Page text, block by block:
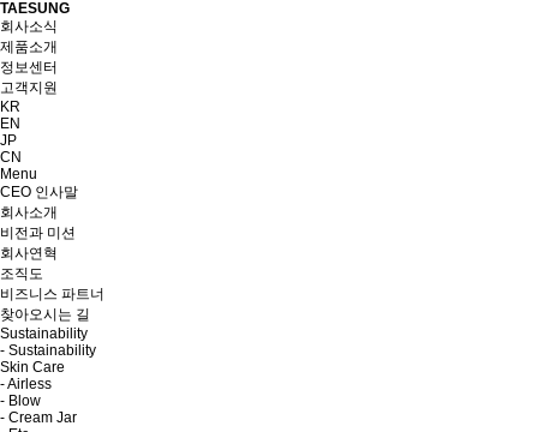
TAESUNG
회사소식
제품소개
정보센터
고객지원
KR
EN
JP
CN
Menu
CEO 인사말
회사소개
비전과 미션
회사연혁
조직도
비즈니스 파트너
찾아오시는 길
Sustainability
- Sustainability
Skin Care
- Airless
- Blow
- Cream Jar